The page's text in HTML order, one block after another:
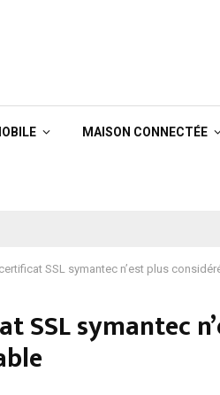
MAISON CONNECTÉE
SSL symantec n’est plus
SSL symantec